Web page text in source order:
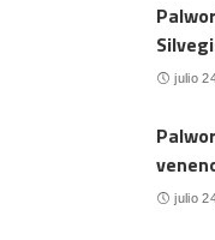
julio
julio